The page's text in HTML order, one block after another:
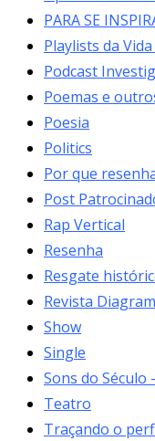
PARA SE
Playlists da
Podcast
Poemas e
Poesia
Politics
Por que
Post
Rap Vertical
Resenha
Resgate
Revista
Show
Single
Sons do
Teatro
Traçando o